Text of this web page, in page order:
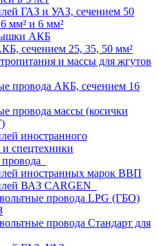
ГАЗ и УАЗ, сечением 50
мм² и 6 мм²
АКБ
сечением 25, 35, 50 мм²
и массы для жгутов
провода АКБ, сечением 16
провода массы (косички
иностранного
и спецтехники
иностранных марок ВВП
ВАЗ CARGEN
провода LPG (ГБО)
провода Стандарт для